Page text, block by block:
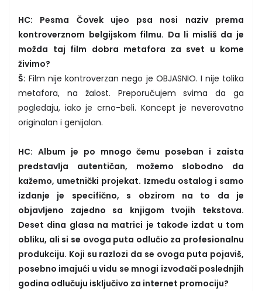
HC: Pesma Čovek ujeo psa nosi naziv prema
kontroverznom belgijskom filmu. Da li misliš da je
možda taj film dobra metafora za svet u kome
živimo?
Š: Film nije kontroverzan nego je OBJASNIO. I nije tolika
metafora, na žalost. Preporučujem svima da ga
pogledaju, iako je crno-beli. Koncept je neverovatno
originalan i genijalan.
HC: Album je po mnogo čemu poseban i zaista
predstavlja autentičan, možemo slobodno da
kažemo, umetnički projekat. Između ostalog i samo
izdanje je specifično, s obzirom na to da je
objavljeno zajedno sa knjigom tvojih tekstova.
Deset dina glasa na matrici je takođe izdat u tom
obliku, ali si se ovoga puta odlučio za profesionalnu
produkciju. Koji su razlozi da se ovoga puta pojaviš,
posebno imajući u vidu se mnogi izvođači poslednjih
godina odlučuju isključivo za internet promociju?